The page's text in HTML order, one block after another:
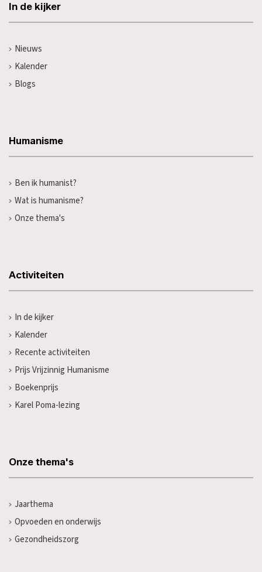
In de kijker
Nieuws
Kalender
Blogs
Humanisme
Ben ik humanist?
Wat is humanisme?
Onze thema's
Activiteiten
In de kijker
Kalender
Recente activiteiten
Prijs Vrijzinnig Humanisme
Boekenprijs
Karel Poma-lezing
Onze thema's
Jaarthema
Opvoeden en onderwijs
Gezondheidszorg